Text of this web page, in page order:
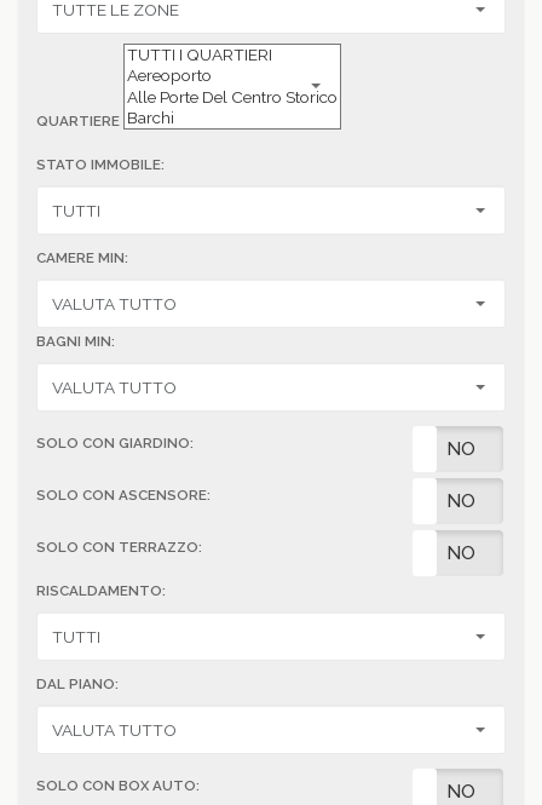
QUARTIERE
STATO IMMOBILE:
CAMERE MIN:
BAGNI MIN:
SOLO CON GIARDINO: NO
SOLO CON ASCENSORE: NO
SOLO CON TERRAZZO: NO
RISCALDAMENTO:
DAL PIANO:
SOLO CON BOX AUTO: NO